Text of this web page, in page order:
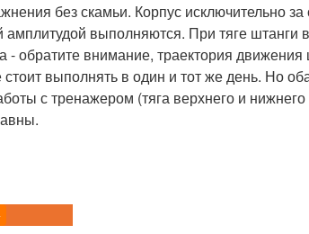
без скамьи. Корпус исключительно за
выполняются. При тяге штанги
- обратите внимание, траектория движения
выполнять в один и тот же день. Но
с тренажером (тяга верхнего и нижнего